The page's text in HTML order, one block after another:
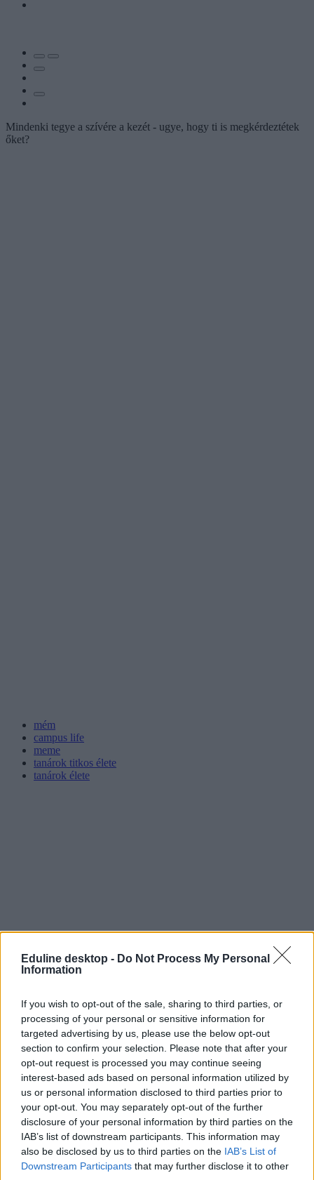
Eduline desktop - Do Not Process My Personal
Information
If you wish to opt-out of the sale, sharing to third parties, or
processing of your personal or sensitive information for
targeted advertising by us, please use the below opt-out
section to confirm your selection. Please note that after your
opt-out request is processed you may continue seeing
interest-based ads based on personal information utilized by
us or personal information disclosed to third parties prior to
your opt-out. You may separately opt-out of the further
disclosure of your personal information by third parties on the
IAB’s list of downstream participants. This information may
also be disclosed by us to third parties on the IAB’s List of
Downstream Participants that may further disclose it to other
Mindenki tegye a szívére a kezét - ugye, hogy ti is megkérdeztétek
őket?
mém
campus life
meme
tanárok titkos élete
tanárok élete